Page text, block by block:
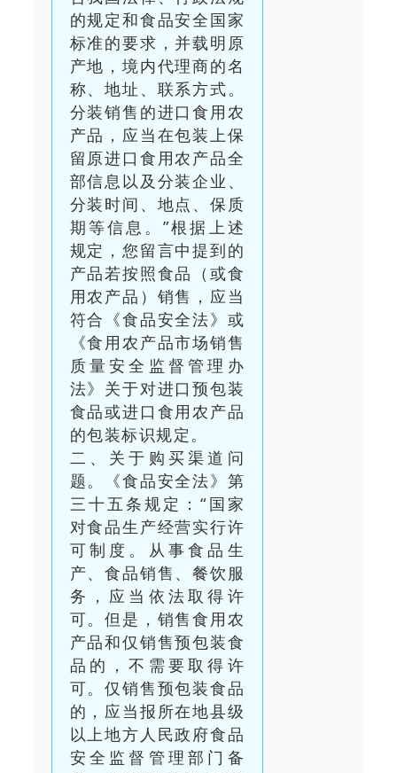
的规定和食品安全国家
标准的要求，并载明原
产地，境内代理商的名
称、地址、联系方式。
分装销售的进口食用农
产品，应当在包装上保
留原进口食用农产品全
部信息以及分装企业、
分装时间、地点、保质
期等信息。”根据上述
规定，您留言中提到的
产品若按照食品（或食
用农产品）销售，应当
符合《食品安全法》或
《食用农产品市场销售
质量安全监督管理办
法》关于对进口预包装
食品或进口食用农产品
的包装标识规定。
二、关于购买渠道问
题。《食品安全法》第
三十五条规定：“国家
对食品生产经营实行许
可制度。从事食品生
产、食品销售、餐饮服
务，应当依法取得许
可。但是，销售食用农
产品和仅销售预包装食
品的，不需要取得许
可。仅销售预包装食品
的，应当报所在地县级
以上地方人民政府食品
安全监督管理部门备